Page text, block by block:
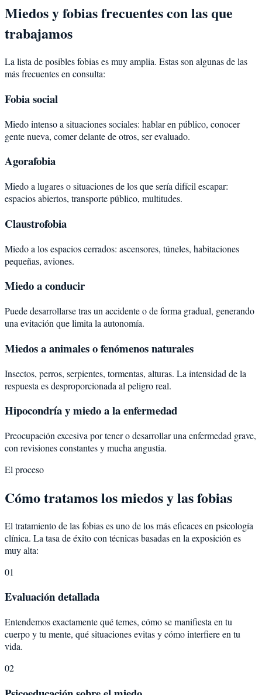
Miedos y fobias frecuentes con las que
trabajamos
La lista de posibles fobias es muy amplia. Estas son algunas de las
más frecuentes en consulta:
Fobia social
Miedo intenso a situaciones sociales: hablar en público, conocer
gente nueva, comer delante de otros, ser evaluado.
Agorafobia
Miedo a lugares o situaciones de los que sería difícil escapar:
espacios abiertos, transporte público, multitudes.
Claustrofobia
Miedo a los espacios cerrados: ascensores, túneles, habitaciones
pequeñas, aviones.
Miedo a conducir
Puede desarrollarse tras un accidente o de forma gradual, generando
una evitación que limita la autonomía.
Miedos a animales o fenómenos naturales
Insectos, perros, serpientes, tormentas, alturas. La intensidad de la
respuesta es desproporcionada al peligro real.
Hipocondría y miedo a la enfermedad
Preocupación excesiva por tener o desarrollar una enfermedad grave,
con revisiones constantes y mucha angustia.
El proceso
Cómo tratamos los miedos y las fobias
El tratamiento de las fobias es uno de los más eficaces en psicología
clínica. La tasa de éxito con técnicas basadas en la exposición es
muy alta:
01
Evaluación detallada
Entendemos exactamente qué temes, cómo se manifiesta en tu
cuerpo y tu mente, qué situaciones evitas y cómo interfiere en tu
vida.
02